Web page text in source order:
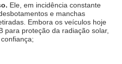
Ele, em incidência constante
e manchas
Embora os veículos hoje
para proteção da radiação solar,